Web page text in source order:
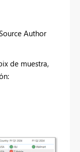
Author
de muestra,